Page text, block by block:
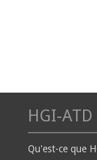
HGI-ATD
Qu'est-ce que